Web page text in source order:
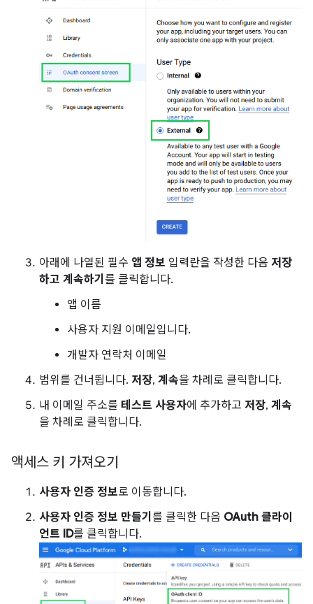
아래에 나열된 필수 앱 정보 입력란을 작성한 다음 저장
하고 계속하기 를 클릭합니다.
앱 이름
사용자 지원 이메일입니다.
개발자 연락처 이메일
범위를 건너뜁니다. 저장, 계속을 차례로 클릭합니다.
내 이메일 주소를 테스트 사용자에 추가하고 저장, 계속
을 차례로 클릭합니다.
액세스 키 가져오기
사용자 인증 정보로 이동합니다.
사용자 인증 정보 만들기 를 클릭한 다음 OAuth 클라이
언트 ID를 클릭합니다.